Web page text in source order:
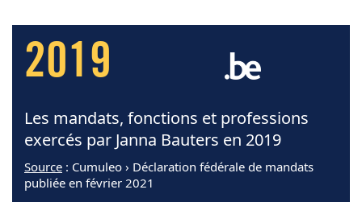
2019
Les mandats, fonctions et professions
exercés par Janna Bauters en 2019
Source : Cumuleo › Déclaration fédérale de mandats
publiée en février 2021